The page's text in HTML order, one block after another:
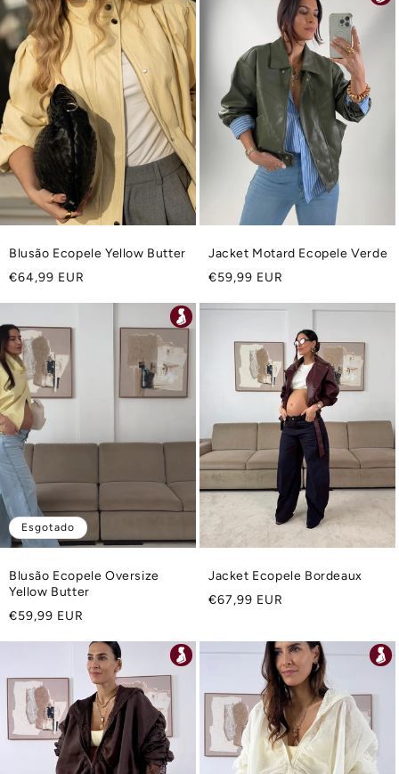
Blusão Ecopele Yellow Butter
Preço
€64,99 EUR
Jacket Motard Ecopele Verde
Preço
€59,99 EUR
Esgotado
Blusão Ecopele Oversize
Yellow Butter
Preço
€59,99 EUR
Jacket Ecopele Bordeaux
Preço
€67,99 EUR